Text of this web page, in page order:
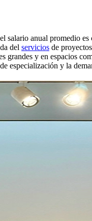
anual promedio
del servicios de
grandes y en espacios
especialización y la